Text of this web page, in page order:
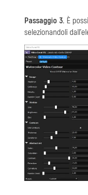
Passaggio 3.È
selezionandoli